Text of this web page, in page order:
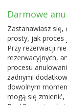
Darmowe
Zastanawiasz
prosty, jak proces
Przy rezerwacji
rezerwacyjnych,
procesu
żadnymi
dowolnym
mogą się